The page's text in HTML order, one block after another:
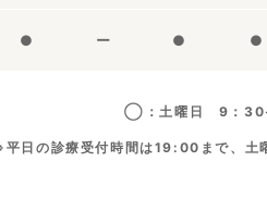
● ー ● ●
◯：土曜日 9：30-
平日の診療受付時間は19:00まで、土